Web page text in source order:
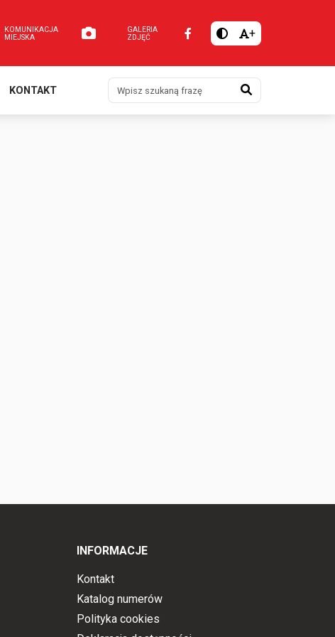
KOMUNIKACJA
MIEJSKA
GALERIA
ZDJĘĆ
+
KONTAKT
INFORMACJE
Kontakt
Katalog numerów
Polityka cookies